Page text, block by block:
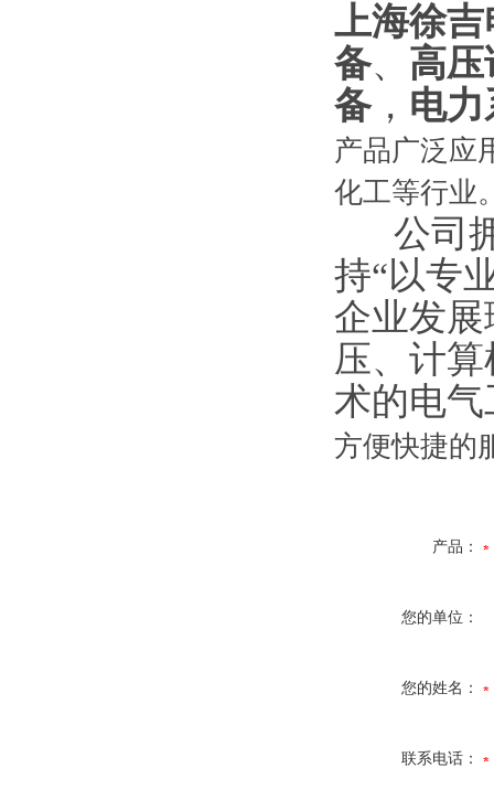
上海徐
备、 高压
备， 电
产品广泛应
化工等行业
公司拥
持“以专
企业发
压、计
术的电气
方便快捷的
产品：
您的单位：
您的姓名：
联系电话：